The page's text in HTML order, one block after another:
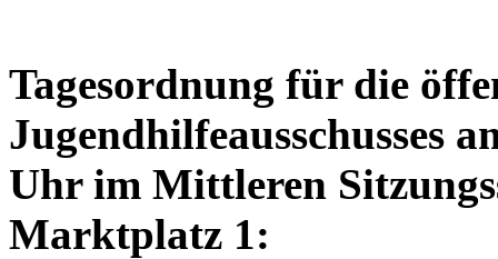
Tagesordnung für die
Jugendhilfeausschusses
Uhr im Mittleren
Marktplatz 1: